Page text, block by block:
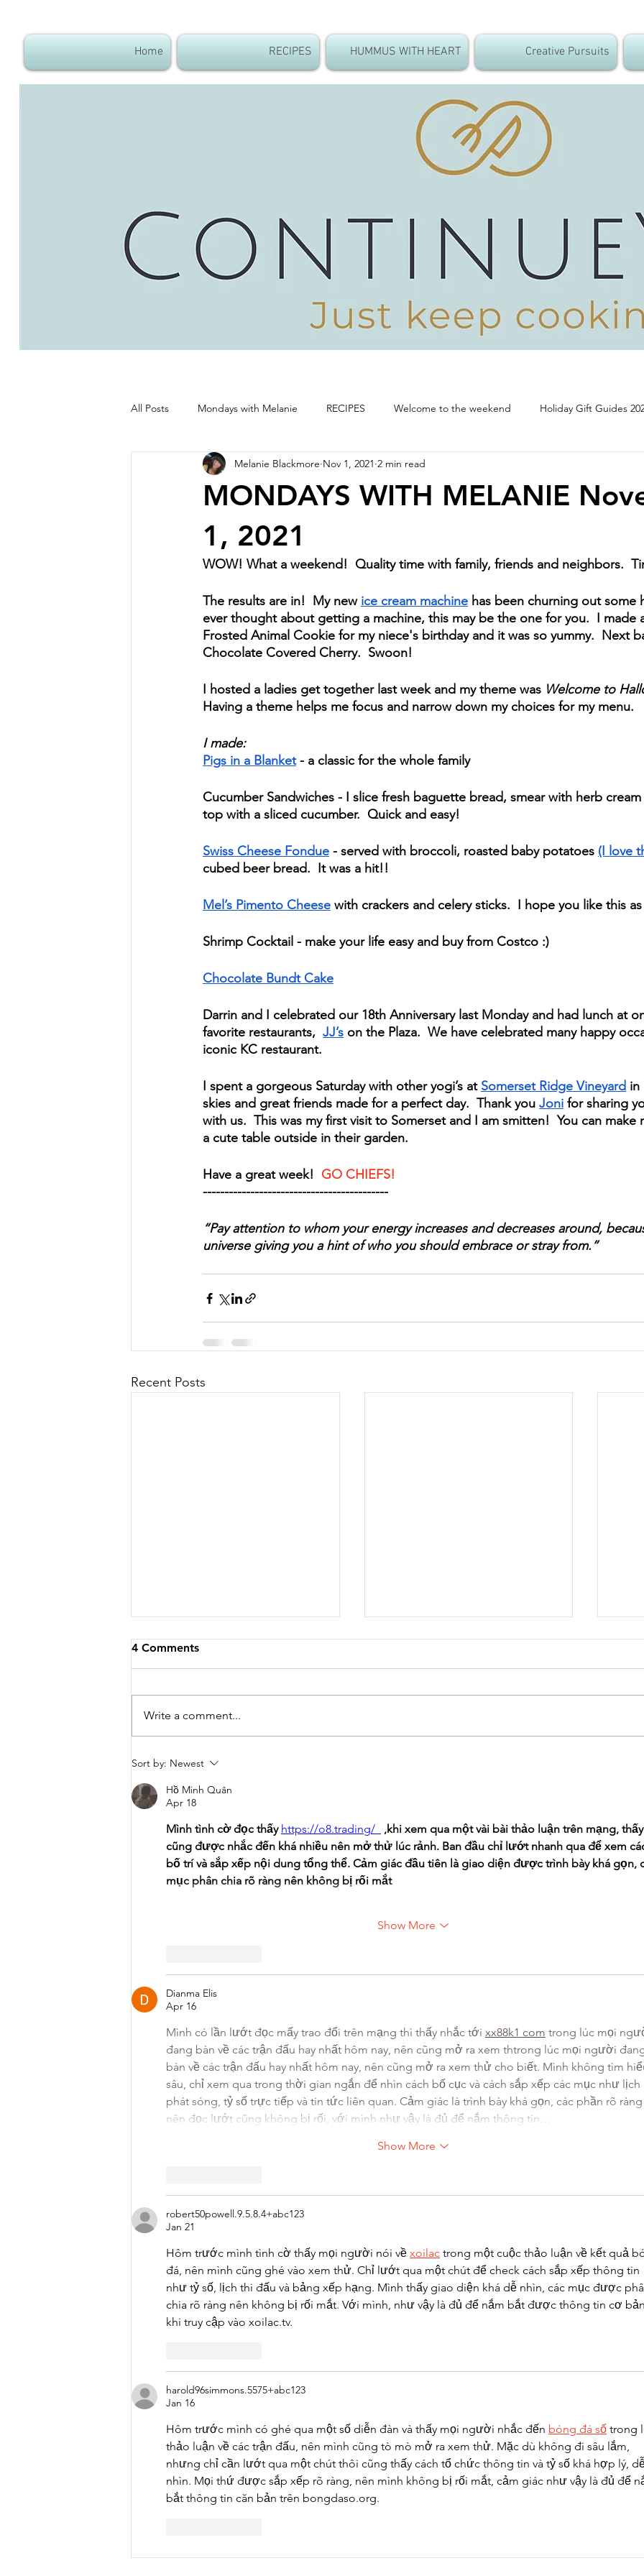
Home RECIPES HUMMUS WITH HEART Creative Pursuits
All Posts Mondays with Melanie RECIPES Welcome to the weekend Holiday Gift Guides
Life, good and all that's good! Life, food and all that's good!
MONDAYS WITH MELANIE
1, 2021
Melanie Blackmore Nov 1, 2021 2 min read
WOW! What a weekend!  Quality time with family, friends and neighbors.
The results are in!  My new ice cream machine has been churning out some
ever thought about getting a machine, this may be the one for you.  I made
Frosted Animal Cookie for my niece's birthday and it was so yummy.  Next
Chocolate Covered Cherry.  Swoon!
I hosted a ladies get together last week and my theme was Welcome to
Having a theme helps me focus and narrow down my choices for my menu.
I made:
Pigs in a Blanket - a classic for the whole family
Cucumber Sandwiches - I slice fresh baguette bread, smear with herb cream
top with a sliced cucumber.  Quick and easy!
Swiss Cheese Fondue - served with broccoli, roasted baby potatoes (I love
cubed beer bread.  It was a hit!!
Mel’s Pimento Cheese with crackers and celery sticks.  I hope you like this
Shrimp Cocktail - make your life easy and buy from Costco :)
Chocolate Bundt Cake
Darrin and I celebrated our 18th Anniversary last Monday and had lunch at
favorite restaurants, JJ’s on the Plaza.  We have celebrated many happy
iconic KC restaurant.
I spent a gorgeous Saturday with other yogi’s at Somerset Ridge Vineyard in
skies and great friends made for a perfect day.  Thank you Joni for sharing
with us.  This was my first visit to Somerset and I am smitten!  You can make
a cute table outside in their garden.
Have a great week! GO CHIEFS!
-------------------------------------------
“Pay attention to whom your energy increases and decreases around,
universe giving you a hint of who you should embrace or stray from.”
Recent Posts
CAFE CHICKEN SALAD
4 Comments
Write a comment...
Sort by: Newest
Hồ Minh Quân
Apr 18
Mình tình cờ đọc thấy https://o8.trading/
,khi xem qua một vài bài thảo luận trên mạng, thấy
cũng được nhắc đến khá nhiều nên mở thử lúc rảnh. Ban đầu chỉ lướt nhanh qua để xem
bố trí và sắp xếp nội dung tổng thể. Cảm giác đầu tiên là giao diện được trình bày khá gọn,
mục phân chia rõ ràng nên không bị rối mắt
Show More
Dianma Elis
Apr 16
Mình có lần lướt đọc mấy trao đổi trên mạng thì thấy nhắc tới xx88k1 com trong lúc mọi
đang bàn về các trận đấu hay nhất hôm nay, nên cũng mở ra xem thtrong lúc mọi người
bàn về các trận đấu hay nhất hôm nay, nên cũng mở ra xem thử cho biết. Mình không tìm
sâu, chỉ xem qua trong thời gian ngắn để nhìn cách bố cục và cách sắp xếp các mục như lịch
phát sóng, tỷ số trực tiếp và tin tức liên quan. Cảm giác là trình bày khá gọn, các phần rõ ràng
nên đọc lướt cũng không bị rối, với mình như vậy là đủ để nắm thông tin…
Show More
robert50powell.9.5.8.4+abc123
Jan 21
Hôm trước mình tình cờ thấy mọi người nói về xoilac trong một cuộc thảo luận về kết quả
đá, nên mình cũng ghé vào xem thử. Chỉ lướt qua một chút để check cách sắp xếp thông tin
như tỷ số, lịch thi đấu và bảng xếp hạng. Mình thấy giao diện khá dễ nhìn, các mục được
chia rõ ràng nên không bị rối mắt. Với mình, như vậy là đủ để nắm bắt được thông tin cơ bản
khi truy cập vào xoilac.tv.
harold96simmons.5575+abc123
Jan 16
Hôm trước mình có ghé qua một số diễn đàn và thấy mọi người nhắc đến bóng đá số trong
thảo luận về các trận đấu, nên mình cũng tò mò mở ra xem thử. Mặc dù không đi sâu lắm,
nhưng chỉ cần lướt qua một chút thôi cũng thấy cách tổ chức thông tin và tỷ số khá hợp lý,
nhìn. Mọi thứ được sắp xếp rõ ràng, nên mình không bị rối mắt, cảm giác như vậy là đủ để
bắt thông tin căn bản trên bongdaso.org.